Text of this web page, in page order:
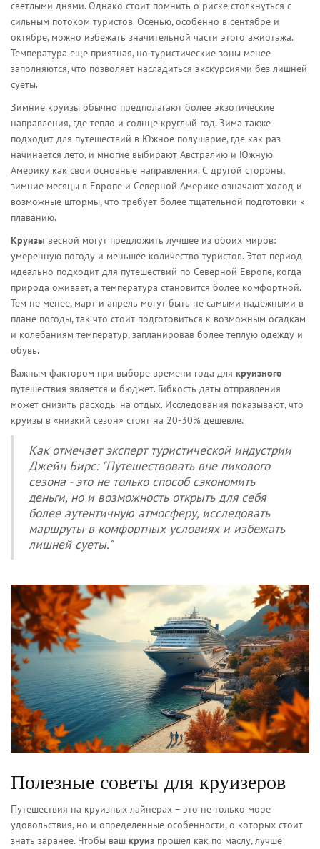
светлыми днями. Однако стоит помнить о риске столкнуться с
сильным потоком туристов. Осенью, особенно в сентябре и
октябре, можно избежать значительной части этого ажиотажа.
Температура еще приятная, но туристические зоны менее
заполняются, что позволяет насладиться экскурсиями без лишней
суеты.
Зимние круизы обычно предполагают более экзотические
направления, где тепло и солнце круглый год. Зима также
подходит для путешествий в Южное полушарие, где как раз
начинается лето, и многие выбирают Австралию и Южную
Америку как свои основные направления. С другой стороны,
зимние месяцы в Европе и Северной Америке означают холод и
возможные штормы, что требует более тщательной подготовки к
плаванию.
Круизы весной могут предложить лучшее из обоих миров:
умеренную погоду и меньшее количество туристов. Этот период
идеально подходит для путешествий по Северной Европе, когда
природа оживает, а температура становится более комфортной.
Тем не менее, март и апрель могут быть не самыми надежными в
плане погоды, так что стоит подготовиться к возможным осадкам
и колебаниям температур, запланировав более теплую одежду и
обувь.
Важным фактором при выборе времени года для круизного
путешествия является и бюджет. Гибкость даты отправления
может снизить расходы на отдых. Исследования показывают, что
круизы в «низкий сезон» стоят на 20-30% дешевле.
Как отмечает эксперт туристической индустрии
Джейн Бирс: "Путешествовать вне пикового
сезона - это не только способ сэкономить
деньги, но и возможность открыть для себя
более аутентичную атмосферу, исследовать
маршруты в комфортных условиях и избежать
лишней суеты."
Полезные советы для круизеров
Путешествия на круизных лайнерах – это не только море
удовольствия, но и определенные особенности, о которых стоит
знать заранее. Чтобы ваш круиз прошел как по маслу, лучше